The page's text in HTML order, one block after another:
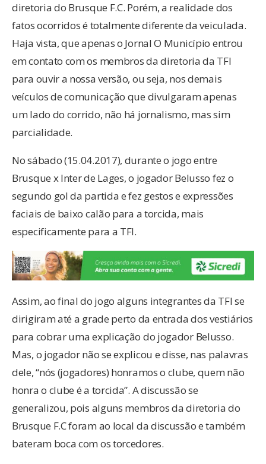
diretoria do Brusque F.C. Porém, a realidade dos
fatos ocorridos é totalmente diferente da veiculada.
Haja vista, que apenas o Jornal O Município entrou
em contato com os membros da diretoria da TFI
para ouvir a nossa versão, ou seja, nos demais
veículos de comunicação que divulgaram apenas
um lado do corrido, não há jornalismo, mas sim
parcialidade.
No sábado (15.04.2017), durante o jogo entre
Brusque x Inter de Lages, o jogador Belusso fez o
segundo gol da partida e fez gestos e expressões
faciais de baixo calão para a torcida, mais
especificamente para a TFI.
Assim, ao final do jogo alguns integrantes da TFI se
dirigiram até a grade perto da entrada dos vestiários
para cobrar uma explicação do jogador Belusso.
Mas, o jogador não se explicou e disse, nas palavras
dele, “nós (jogadores) honramos o clube, quem não
honra o clube é a torcida”. A discussão se
generalizou, pois alguns membros da diretoria do
Brusque F.C foram ao local da discussão e também
bateram boca com os torcedores.